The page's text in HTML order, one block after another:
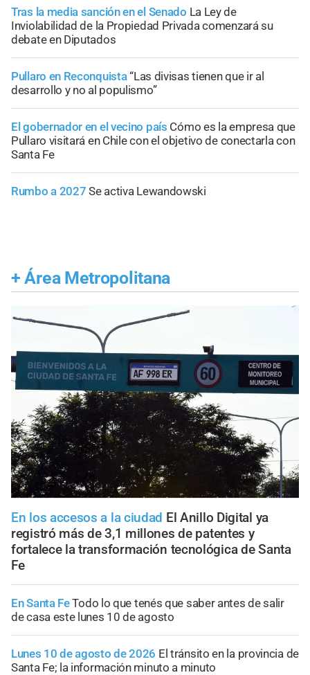
Tras la media sanción en el Senado La Ley de
Inviolabilidad de la Propiedad Privada comenzará su
debate en Diputados
Pullaro en Reconquista“Las divisas tienen que ir al
desarrollo y no al populismo”
El gobernador en el vecino país Cómo es la empresa que
Pullaro visitará en Chile con el objetivo de conectarla con
Santa Fe
Rumbo a 2027 Se activa Lewandowski
+ Área Metropolitana
En los accesos a la ciudad El Anillo Digital ya
registró más de 3,1 millones de patentes y
fortalece la transformación tecnológica de Santa
Fe
En Santa FeTodo lo que tenés que saber antes de salir
de casa este lunes 10 de agosto
Lunes 10 de agosto de 2026 El tránsito en la provincia de
Santa Fe; la información minuto a minuto